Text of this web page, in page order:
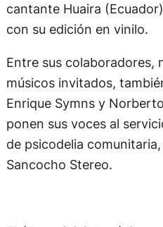
cantante Huaira
con su edición en vinilo.
Entre sus colaboradores,
músicos invitados,
Enrique Symns y
ponen sus voces al
de psicodelia
Sancocho Stereo.